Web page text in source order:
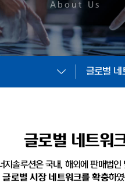
About Us
글로벌 네
글로벌 네트워
지솔루션은 국내, 해외에 판매법인
글로벌 시장 네트워크를 확충하